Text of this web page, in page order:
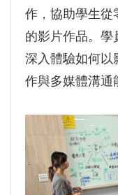
作，協助學生從
的影片作品。學
深入體驗如何以
作與多媒體溝通